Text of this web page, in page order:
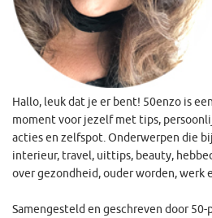
Hallo, leuk dat je er bent! 50enzo is
moment voor jezelf met tips,
acties en zelfspot. Onderwerpen die
interieur, travel, uittips, beauty,
over gezondheid, ouder worden, werk
Samengesteld en geschreven door 50-